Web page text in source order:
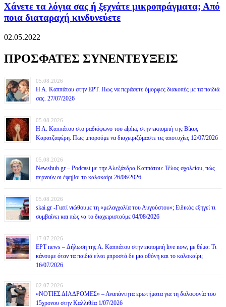
Χάνετε τα λόγια σας ή ξεχνάτε μικροπράγματα; Από
ποια διαταραχή κινδυνεύετε
02.05.2022
ΠΡΟΣΦΑΤΕΣ ΣΥΝΕΝΤΕΥΞΕΙΣ
05.08.2026
Η Α. Καππάτου στην ΕΡΤ. Πως να περάσετε όμορφες διακοπές με τα παιδιά
σας. 27/07/2026
05.08.2026
Η Α. Καππάτου στο ραδιόφωνο του alpha, στην εκπομπή της Βίκυς
Καρατζαφέρη. Πως μπορούμε να διαχειριζόμαστε τις αποτυχίες 12/07/2026
05.08.2026
Newshub.gr – Podcast με την Αλεξάνδρα Καππάτου: Τέλος σχολείου, πώς
περνούν οι έφηβοι το καλοκαίρι 26/06/2026
05.08.2026
skai.gr -Γιατί νιώθουμε τη «μελαγχολία του Αυγούστου»; Ειδικός εξηγεί τι
συμβαίνει και πώς να το διαχειριστούμε 04/08/2026
17.07.2026
ΕΡΤ news – Δήλωση της Α. Καππάτου στην εκπομπή live now, με θέμα: Τι
κάνουμε όταν τα παιδιά είναι μπροστά δε μια οθόνη και το καλοκαίρι;
16/07/2026
02.07.2026
«ΝΟΤΙΕΣ ΔΙΑΔΡΟΜΕΣ» – Αναπάντητα ερωτήματα για τη δολοφονία του
15χρονου στην Καλλιθέα 1/07/2026